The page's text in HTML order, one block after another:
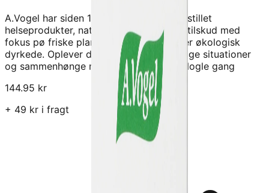
A.Vogel har siden 1923 udviklet og fremstillet
helseprodukter, naturløgemidler og kosttilskud med
fokus pø friske planter, vildtsamlede eller økologisk
dyrkede. Oplever du i perioder eller sørlige situationer
og sammenhønge meget luft i maven? Nogle gang
144.95 kr
+ 49 kr i fragt